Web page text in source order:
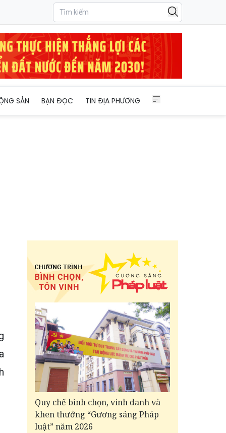
SẢN BẠN ĐỌC TIN ĐỊA PHƯƠNG
Quy chế bình chọn, vinh danh và
khen thưởng “Gương sáng Pháp
luật” năm 2026